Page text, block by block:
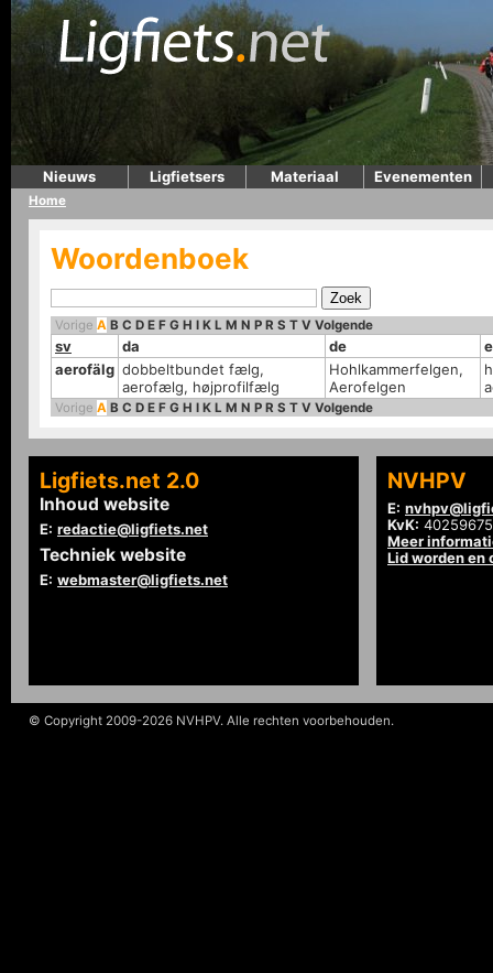
Nieuws Ligfietsers Materiaal Evenementen
Home
Woordenboek
Vorige A B C D E F G H I K L M N P R S T V Volgende
sv da de
aerofälg dobbeltbundet fælg,
aerofælg, højprofilfælg
Hohlkammerfelgen,
Aerofelgen
Vorige A B C D E F G H I K L M N P R S T V Volgende
Ligfiets.net 2.0
Inhoud website
E: redactie@ligfiets.net
Techniek website
E: webmaster@ligfiets.net
NVHPV
E:
KvK: 40259675
Meer
Lid worden en
© Copyright 2009-2026 NVHPV. Alle rechten voorbehouden.